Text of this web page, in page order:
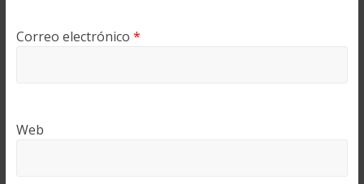
Correo electrónico *
Web